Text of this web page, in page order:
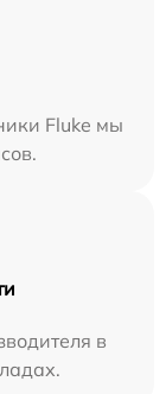
Fluke мы
в